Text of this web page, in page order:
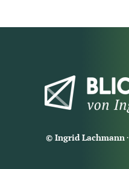
© Ingrid Lachmann·